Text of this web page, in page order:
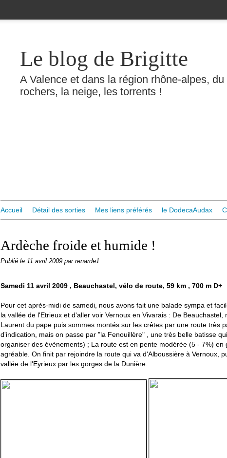
Le blog de Brigitte
A Valence et dans la région rhône-alpes,
rochers, la neige, les torrents !
Accueil Détail des sorties Mes liens préférés le DodecaAudax
Ardèche froide et humide !
Publié le 11 avril 2009 par renarde1
Samedi 11 avril 2009 , Beauchastel, vélo de route, 59 km , 700 m D+
Pour cet après-midi de samedi, nous avons fait une balade sympa et
la vallée de l'Etrieux et d'aller voir Vernoux en Vivarais : De Beauchastel,
Laurent du pape puis sommes montés sur les crêtes par une route très
d'indication, mais on passe par "la Fenouillère" , une très belle batisse
organiser des évènements) ; La route est en pente modérée (5 - 7%) en
agréable. On finit par rejoindre la route qui va d'Alboussière à Vernoux,
vallée de l'Eyrieux par les gorges de la Dunière.